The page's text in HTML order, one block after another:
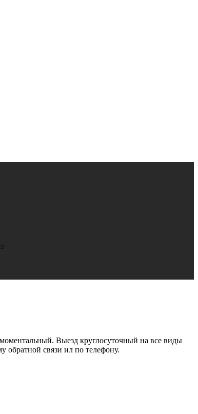
Выезд круглосуточный на все виды
обратной связи ил по телефону.